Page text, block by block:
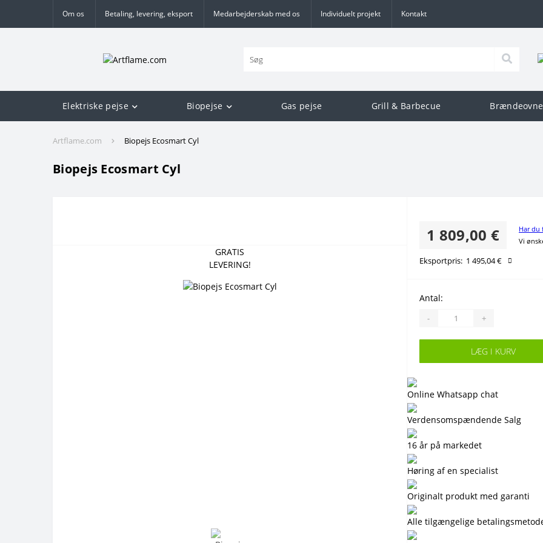
Om os Betaling, levering, eksport Medarbejderskab med os Individuelt projekt Kontakt
Elektriske pejse Biopejse Gas pejse Grill & Barbecue
Artflame.com Biopejs Ecosmart Cyl
Biopejs Ecosmart Cyl
GRATIS
LEVERING!
1 809,00 €
Har du
Vi
Eksportpris: 1 495,04 €
Antal:
- +
LÆG I KURV
Online Whatsapp chat
Verdensomspændende Salg
16 år på markedet
Høring af en specialist
Originalt produkt med garanti
Alle tilgængelige